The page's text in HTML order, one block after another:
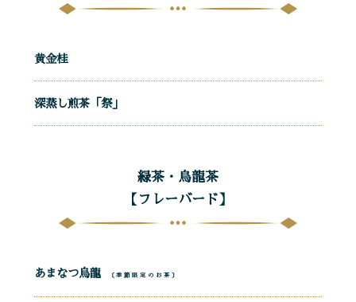
黄金桂
深蒸し煎茶「祭」
緑茶・烏龍茶
【フレーバード】
あまなつ烏龍 〔季節限定のお茶〕